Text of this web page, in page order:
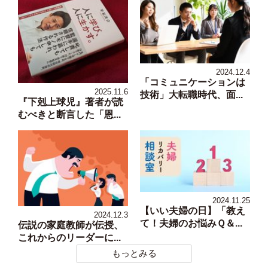
2025.11.6
『下剋上球児』著者が読
むべきと断言した「恩...
2024.12.4
「コミュニケーションは
技術」大転職時代、面...
2024.12.3
伝説の家庭教師が伝授、
これからのリーダーに...
2024.11.25
【いい夫婦の日】「教え
て！夫婦のお悩みＱ＆...
もっとみる